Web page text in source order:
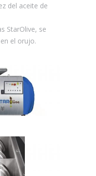
del aceite de
StarOlive, se
el orujo.